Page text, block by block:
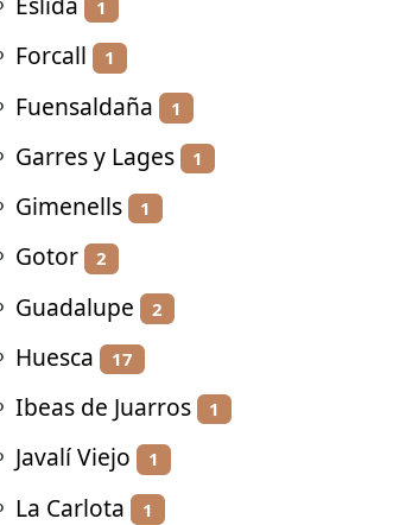
1
Forcall 1
Fuensaldaña 1
Garres y Lages 1
Gimenells 1
Gotor 2
Guadalupe 2
Huesca 17
Ibeas de Juarros 1
Javalí Viejo 1
La Carlota 1